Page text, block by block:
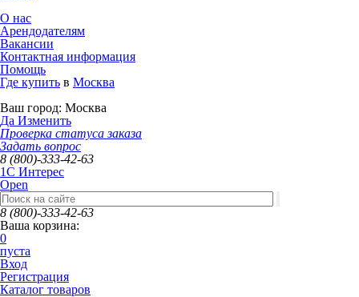
О нас
Арендодателям
Вакансии
Контактная информация
Помощь
Где купить в Москва
Ваш город: Москва
Да Изменить
Проверка статуса заказа
Задать вопрос
8 (800)-333-42-63
1C Интерес
Open
8 (800)-333-42-63
Ваша корзина:
0
пуста
Вход
Регистрация
Каталог товаров